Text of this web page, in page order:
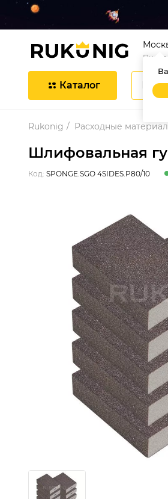
Пн-Пт
Каталог
Rukonig Расходные
Шлифовальная
Код: SPONGE.SGO 4SIDES.P80/10